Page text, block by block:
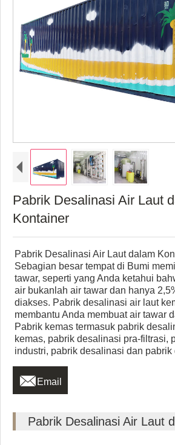
Pabrik Desalinasi Air Laut
Kontainer
Pabrik Desalinasi Air Laut dalam
Sebagian besar tempat di Bumi
tawar, seperti yang Anda ketahui
air bukanlah air tawar dan hanya
diakses. Pabrik desalinasi air laut
membantu Anda membuat air tawar
Pabrik kemas termasuk pabrik
kemas, pabrik desalinasi pra-filtrasi,
industri, pabrik desalinasi dan
 Email
Pabrik Desalinasi Air Laut